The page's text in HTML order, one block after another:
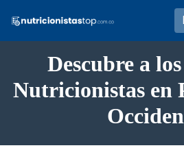
Descubre a
Nutricionistas en